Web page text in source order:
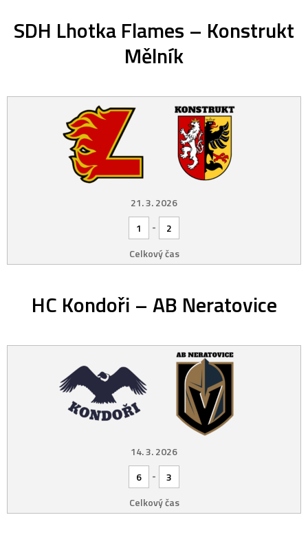
SDH Lhotka Flames – Konstrukt
Mělník
21. 3. 2026
1
-
2
Celkový čas
HC Kondoři – AB Neratovice
14. 3. 2026
6
-
3
Celkový čas